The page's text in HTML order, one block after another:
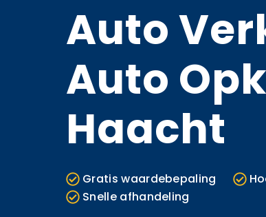
Auto
Auto
Haacht
Gratis waardebepaling
Snelle afhandeling